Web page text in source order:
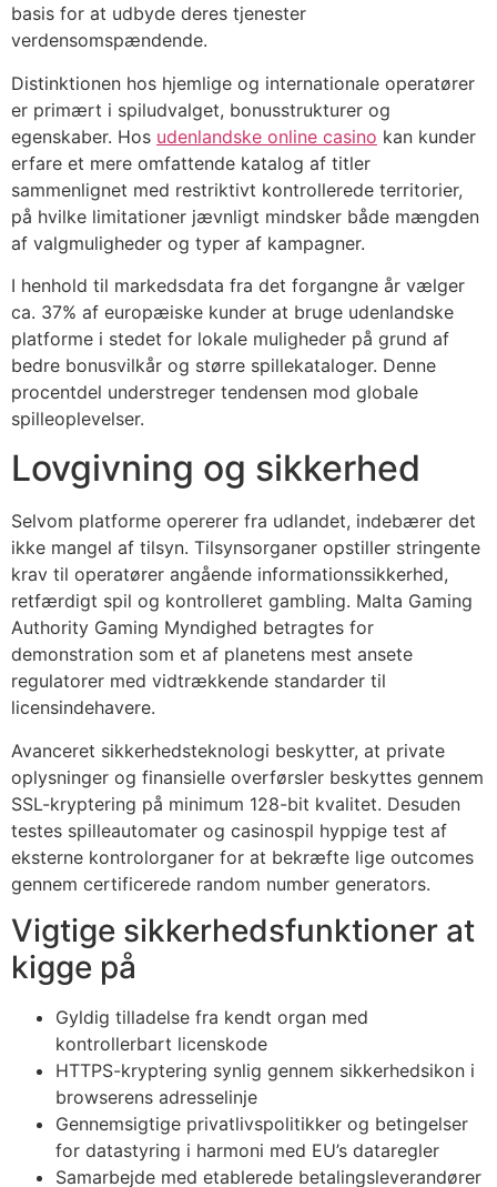
panel
panel
panel
panel
panel
panel
panel
panel
panel
panel
panel
panel
panel
panel
Panel
Panel
oku
Panel
Panel
panel
Oku
panel
panel
basis for at udbyde deres tjenester
verdensomspændende.
Distinktionen hos hjemlige og internationale operatører
er primært i spiludvalget, bonusstrukturer og
egenskaber. Hos udenlandske online casino kan kunder
erfare et mere omfattende katalog af titler
sammenlignet med restriktivt kontrollerede territorier,
på hvilke limitationer jævnligt mindsker både mængden
af valgmuligheder og typer af kampagner.
I henhold til markedsdata fra det forgangne år vælger
ca. 37% af europæiske kunder at bruge udenlandske
platforme i stedet for lokale muligheder på grund af
bedre bonusvilkår og større spillekataloger. Denne
procentdel understreger tendensen mod globale
spilleoplevelser.
Lovgivning og sikkerhed
Selvom platforme opererer fra udlandet, indebærer det
ikke mangel af tilsyn. Tilsynsorganer opstiller stringente
krav til operatører angående informationssikkerhed,
retfærdigt spil og kontrolleret gambling. Malta Gaming
Authority Gaming Myndighed betragtes for
demonstration som et af planetens mest ansete
regulatorer med vidtrækkende standarder til
licensindehavere.
Avanceret sikkerhedsteknologi beskytter, at private
oplysninger og finansielle overførsler beskyttes gennem
SSL-kryptering på minimum 128-bit kvalitet. Desuden
testes spilleautomater og casinospil hyppige test af
eksterne kontrolorganer for at bekræfte lige outcomes
gennem certificerede random number generators.
Vigtige sikkerhedsfunktioner at
kigge på
Gyldig tilladelse fra kendt organ med
kontrollerbart licenskode
HTTPS-kryptering synlig gennem sikkerhedsikon i
browserens adresselinje
Gennemsigtige privatlivspolitikker og betingelser
for datastyring i harmoni med EU’s dataregler
Samarbejde med etablerede betalingsleverandører